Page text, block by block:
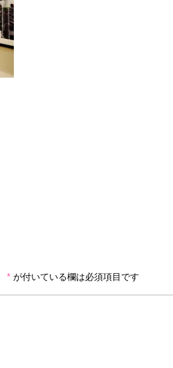
* が付いている欄は必須項目です